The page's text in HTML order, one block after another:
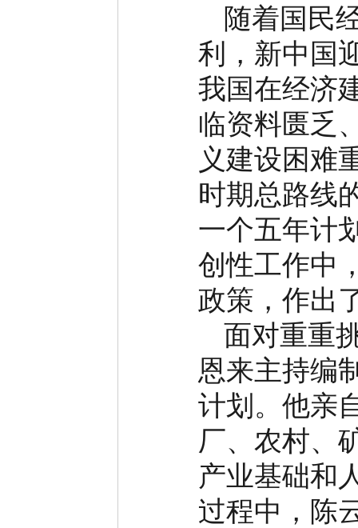
随着国民
利，新中国
我国在经济
临资料匮乏
义建设困难
时期总路线
一个五年计
创性工作中
政策，作出
面对重重
恩来主持编
计划。他亲
厂、农村、
产业基础和
过程中，陈